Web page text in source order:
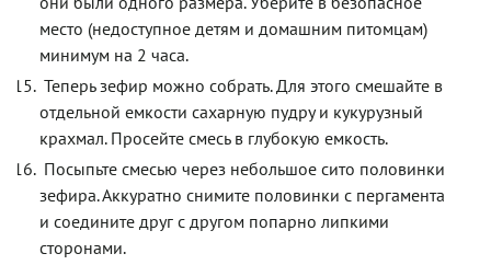
место (недоступное детям и домашним питомцам)
минимум на 2 часа.
Теперь зефир можно собрать. Для этого смешайте в
отдельной емкости сахарную пудру и кукурузный
крахмал. Просейте смесь в глубокую емкость.
Посыпьте смесью через небольшое сито половинки
зефира. Аккуратно снимите половинки с пергамента
и соедините друг с другом попарно липкими
сторонами.